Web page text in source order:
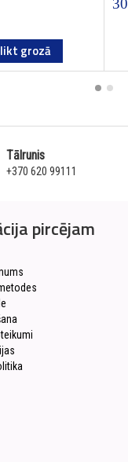
grozā
30
Tālrunis
+370 620 99111
pircējam